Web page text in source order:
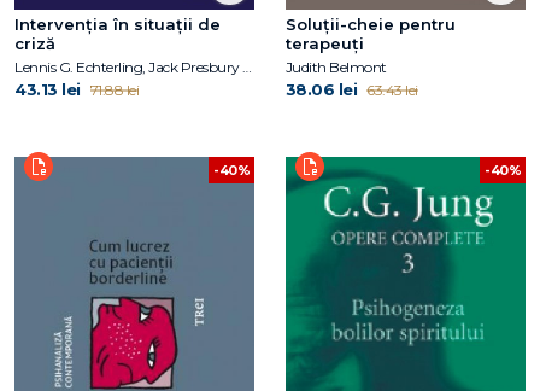
Intervenția în situații de
criză
Lennis G. Echterling, Jack Presbury , J. Edson McKee
43.13 lei 71.88 lei
Soluții-cheie pentru
terapeuți
Judith Belmont
38.06 lei 63.43 lei
-40% -40%